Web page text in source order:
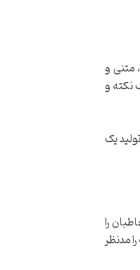
متنی و
نکته و
یک
را
مدنظر